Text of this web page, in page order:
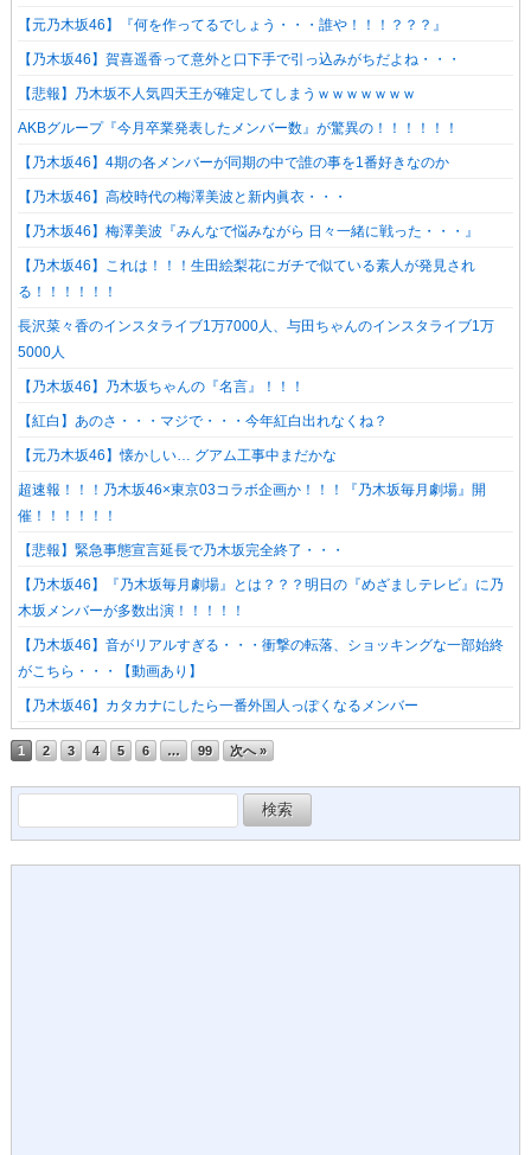
【元乃木坂46】『何を作ってるでしょう・・・誰や！！！？？？』
【乃木坂46】賀喜遥香って意外と口下手で引っ込みがちだよね・・・
【悲報】乃木坂不人気四天王が確定してしまうｗｗｗｗｗｗｗ
AKBグループ『今月卒業発表したメンバー数』が驚異の！！！！！！
【乃木坂46】4期の各メンバーが同期の中で誰の事を1番好きなのか
【乃木坂46】高校時代の梅澤美波と新内眞衣・・・
【乃木坂46】梅澤美波『みんなで悩みながら 日々一緒に戦った・・・』
【乃木坂46】これは！！！生田絵梨花にガチで似ている素人が発見され
る！！！！！！
長沢菜々香のインスタライブ1万7000人、与田ちゃんのインスタライブ1万
5000人
【乃木坂46】乃木坂ちゃんの『名言』！！！
【紅白】あのさ・・・マジで・・・今年紅白出れなくね？
【元乃木坂46】懐かしい… グアム工事中まだかな
超速報！！！乃木坂46×東京03コラボ企画か！！！『乃木坂毎月劇場』開
催！！！！！！
【悲報】緊急事態宣言延長で乃木坂完全終了・・・
【乃木坂46】『乃木坂毎月劇場』とは？？？明日の『めざましテレビ』に乃
木坂メンバーが多数出演！！！！！
【乃木坂46】音がリアルすぎる・・・衝撃の転落、ショッキングな一部始終
がこちら・・・【動画あり】
【乃木坂46】カタカナにしたら一番外国人っぽくなるメンバー
1 2 3 4 5 6 … 99 次へ »
索: